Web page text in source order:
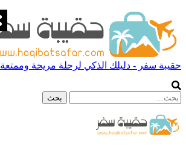
حقيبة سفر - دليلك الذكي لرحلة مريحة وممتعة